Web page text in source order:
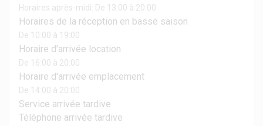
Horaires après-midi: De 13:00 à 20:00
Horaires de la réception en basse saison
De 10:00 à 19:00
Horaire d'arrivée location
De 16:00 à 20:00
Horaire d'arrivée emplacement
De 14:00 à 20:00
Service arrivée tardive
Téléphone arrivée tardive